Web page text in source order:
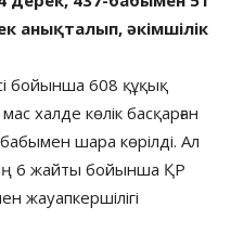
анықталып, әкімшілік
бойынша 608 құқық
халде көлік басқарған
шара көрілді. Ал
6 жайты бойынша ҚР
жауапкершілігі